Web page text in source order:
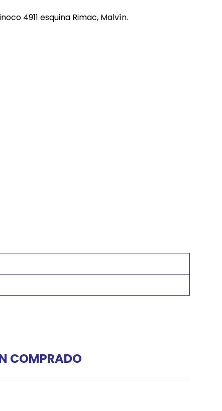
CATS4911 esquina Rimac, Malvín.
COMPRADO